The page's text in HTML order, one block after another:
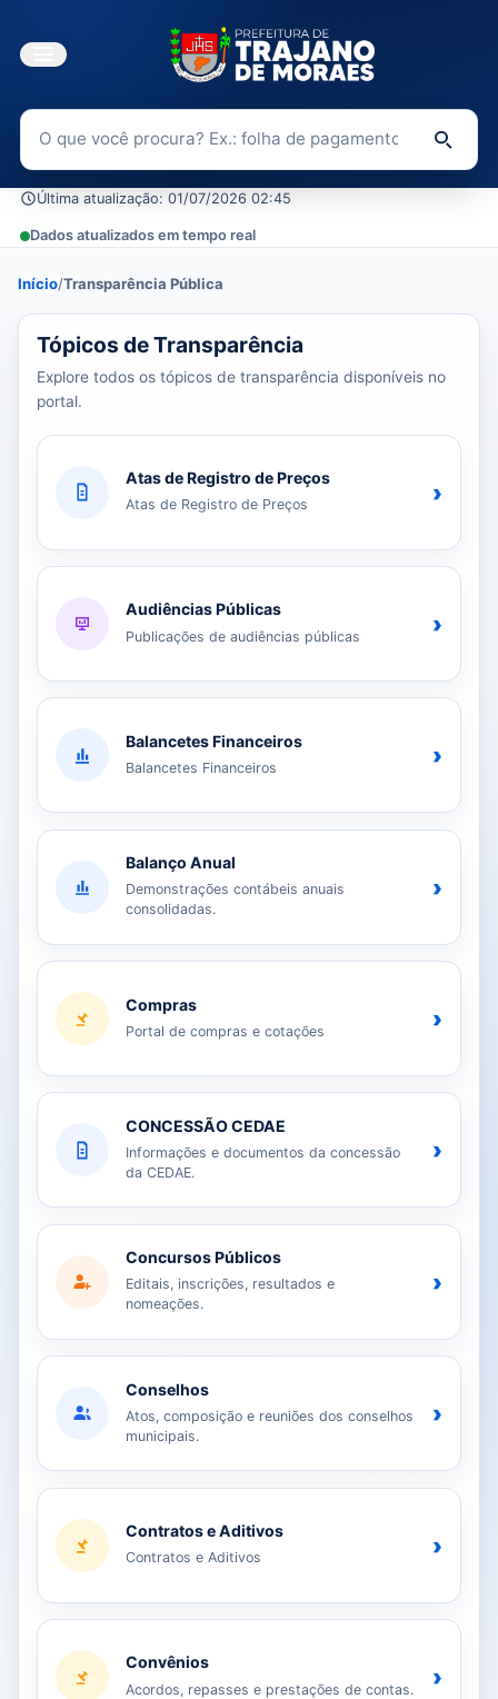
Buscar no Portal da Transparência
Última atualização: 01/07/2026 02:45
Dados atualizados em tempo real
Início/Transparência Pública
39 tópicos carregados do banco de dados.
Tópicos de Transparência
Explore todos os tópicos de transparência disponíveis no
portal.
Atas de Registro de Preços
Atas de Registro de Preços ›
Audiências Públicas
Publicações de audiências públicas ›
Balancetes Financeiros
Balancetes Financeiros ›
Balanço Anual
Demonstrações contábeis anuais
consolidadas.
›
Compras
Portal de compras e cotações ›
CONCESSÃO CEDAE
Informações e documentos da concessão
da CEDAE.
›
Concursos Públicos
Editais, inscrições, resultados e
nomeações.
›
Conselhos
Atos, composição e reuniões dos conselhos
municipais.
›
Contratos e Aditivos
Contratos e Aditivos ›
Convênios
Acordos, repasses e prestações de contas. ›